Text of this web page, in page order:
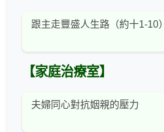
跟主走豐盛人生路（約十1-10）
【家庭治療室】
夫婦同心對抗姻親的壓力